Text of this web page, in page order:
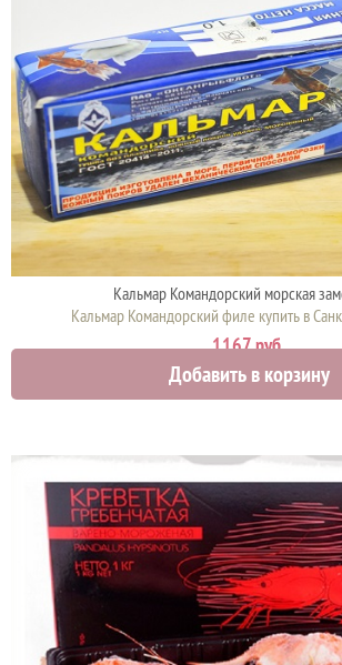
Кальмар Командорский морская
Кальмар Командорский филе купить в
1167 руб.
Добавить в корзину